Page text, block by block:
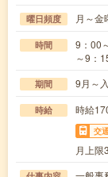
曜日頻度 月～金
時間
9：00
～9：
期間 9月～
時給 時給
交
月上